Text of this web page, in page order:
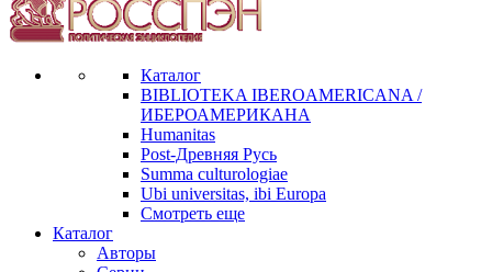
Каталог
BIBLIOTEKA IBEROAMERICANA /
ИБЕРОАМЕРИКАНА
Humanitas
Post-Древняя Русь
Summa culturologiae
Ubi universitas, ibi Europa
Смотреть еще
Каталог
Авторы